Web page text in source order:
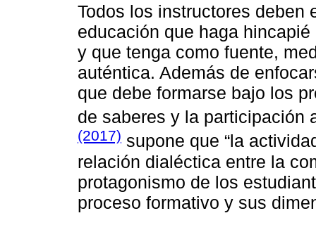
Todos los instructores deben
educación que haga
y que tenga como fuente,
auténtica. Además de
que debe formarse bajo los
de saberes y la participación
(2017) supone que “la
relación dialéctica entre la
protagonismo de los
proceso formativo y sus